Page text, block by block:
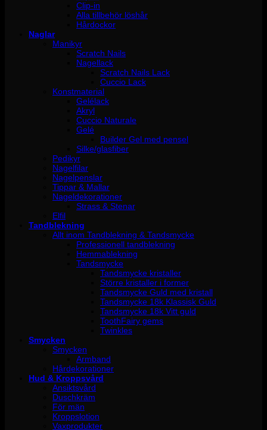
Clip-in
Alla tillbehör löshår
Hårdockor
Naglar
Manikyr
Scratch Nails
Nagellack
Scratch Nails Lack
Cuccio Lack
Konstmaterial
Gelélack
Akryl
Cuccio Naturale
Gelé
Builder Gel med pensel
Silke/glasfiber
Pedikyr
Nagelfilar
Nagelpenslar
Tippar & Mallar
Nageldekorationer
Strass & Stenar
Elfil
Tandblekning
Allt inom Tandblekning & Tandsmycke
Professionell tandblekning
Hemmablekning
Tandsmycke
Tandsmycke kristaller
Större kristaller i former
Tandsmycke Guld med kristall
Tandsmycke 18k Klassisk Guld
Tandsmycke 18k Vitt guld
ToothFairy gems
Twinkles
Smycken
Smycken
Armband
Hårdekorationer
Hud & Kroppsvård
Ansiktsvård
Duschkräm
För män
Kroppslotion
Vaxprodukter